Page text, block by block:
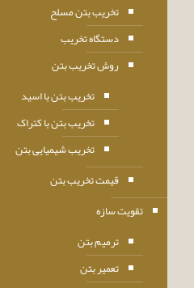
تخریب بتن مسلح
دستگاه تخریب
روش تخریب بتن
تخریب بتن با اسید
تخریب بتن با کتراک
تخریب شیمیایی بتن
قیمت تخریب بتن
تقویت سازه
ترمیم بتن
تعمیر بتن